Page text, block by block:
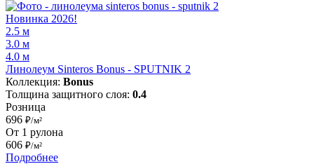
Новинка 2026!
2.5 м
3.0 м
4.0 м
Линолеум Sinteros Bonus - SPUTNIK 2
Коллекция: Bonus
Толщина защитного слоя: 0.4
Розница
696 ₽/м²
От 1 рулона
606 ₽/м²
Подробнее